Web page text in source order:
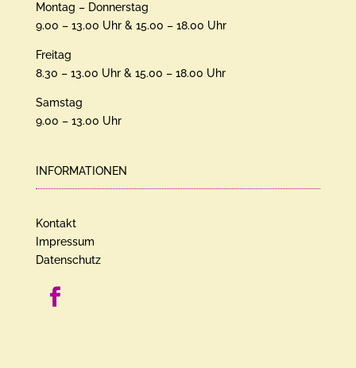
Montag – Donnerstag
9.00 – 13.00 Uhr & 15.00 – 18.00 Uhr
Freitag
8.30 – 13.00 Uhr & 15.00 – 18.00 Uhr
Samstag
9.00 – 13.00 Uhr
INFORMATIONEN
Kontakt
Impressum
Datenschutz